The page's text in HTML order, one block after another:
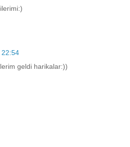
22:54
geldi harikalar:))